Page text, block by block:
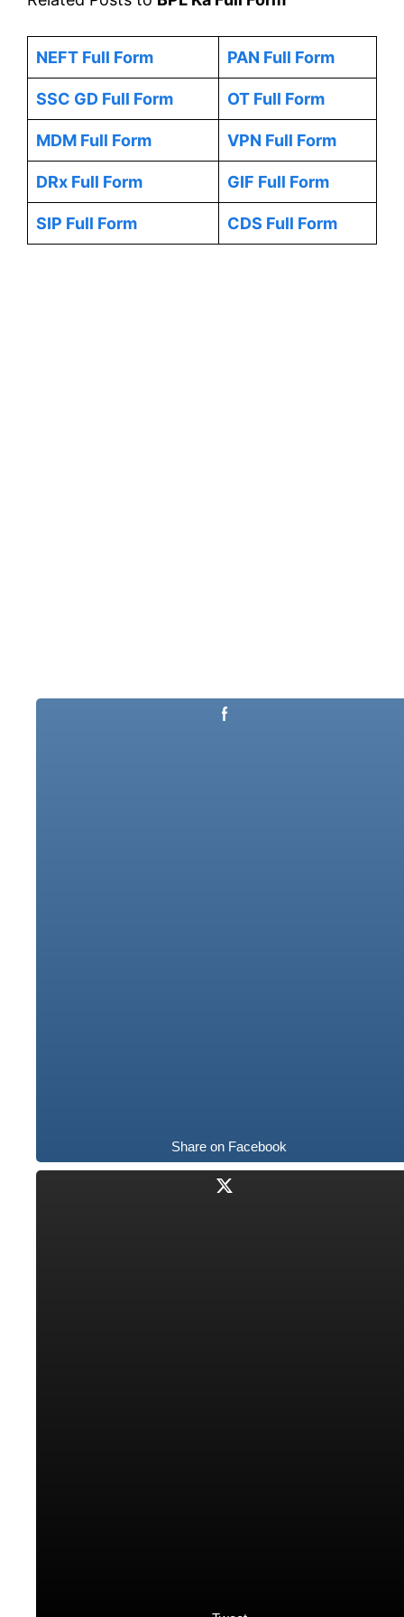
NEFT Full Form PAN Full Form
SSC GD Full Form OT Full Form
MDM Full Form VPN Full Form
DRx Full Form GIF Full Form
SIP Full Form CDS Full Form
Share on Facebook